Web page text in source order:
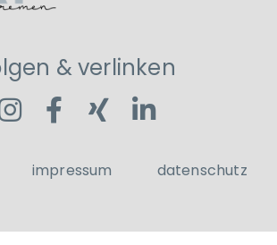
& verlinken
impressum datenschutz